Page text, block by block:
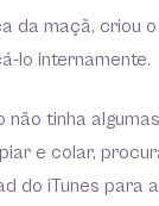
da maçã, criou o
lo internamente.
não tinha
e colar,
do iTunes para